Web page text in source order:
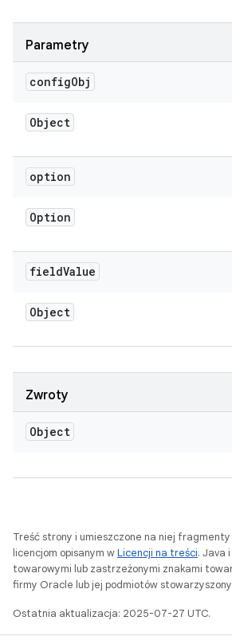
Parametry
configObj
Object
option
Option
fieldValue
Object
Zwroty
Object
Treść strony i umieszczone na niej
licencjom opisanym wLicencji na treści. Java
towarowymi lub zastrzeżonymi znakami
firmy Oracle lub jej podmiotów
Ostatnia aktualizacja: 2025-07-27 UTC.